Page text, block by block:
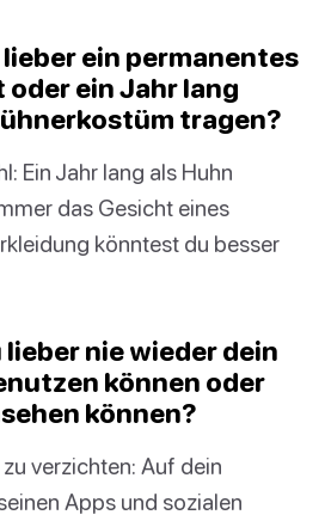
ein permanentes
ein Jahr lang
tragen?
Ein Jahr lang als Huhn
das Gesicht eines
könntest du besser
nie wieder dein
können oder
können?
verzichten: Auf dein
Apps und sozialen